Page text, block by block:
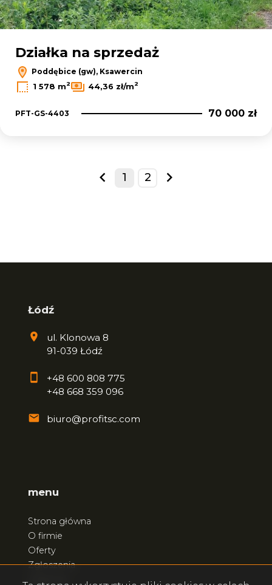
Działka na sprzedaż
Poddębice (gw), Ksawercin
1 578 m2 44,36 zł/m2
PFT-GS-4403 70 000 zł
prev
1 2
next
Łódź
ul. Klonowa 8
91-039 Łódź
+48 600 808 775
+48 668 359 096
biuro@profitsc.com
menu
Strona główna
O firmie
Oferty
Zgłoszenia